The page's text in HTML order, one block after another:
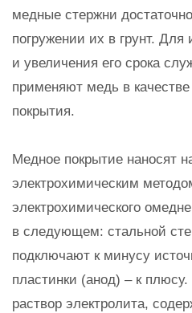
медные стержни
погружении их в грунт.
и увеличения его срока
применяют медь в
покрытия.
Медное покрытие наносят
электрохимическим
электрохимического
в следующем: стальной
подключают к минусу
пластинки (анод) – к
раствор электролита,